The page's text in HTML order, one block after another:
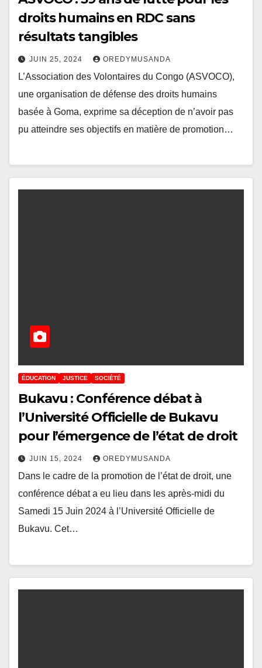
droits humains en RDC sans
résultats tangibles
JUIN 25, 2024 OREDYMUSANDA
L’Association des Volontaires du Congo (ASVOCO),
une organisation de défense des droits humains
basée à Goma, exprime sa déception de n’avoir pas
pu atteindre ses objectifs en matière de promotion…
ÉDUCATION JUSTICE SOCIÉTÉ
Bukavu : Conférence débat à
l’Université Officielle de Bukavu
pour l’émergence de l’état de droit
JUIN 15, 2024 OREDYMUSANDA
Dans le cadre de la promotion de l’état de droit, une
conférence débat a eu lieu dans les après-midi du
Samedi 15 Juin 2024 à l’Université Officielle de
Bukavu. Cet…